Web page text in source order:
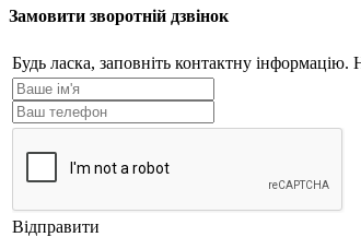
Замовити зворотній дзвінок
Будь ласка, заповніть контактну
Відправити